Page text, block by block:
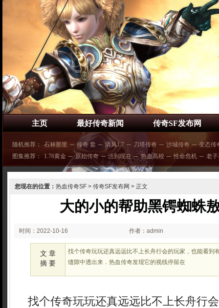
主页 最好传奇新闻 传奇SF发布网
随机推荐： 石林那里 ─ 传奇 套 ─ 清风1.7 ─ 刀塔传奇 ─ 沙城传奇 ─ 变态传
图集推荐：
1.76黄金 ─ 原始传奇 ─ 活到现在 ─ 热血高校 ─ 性命危机 ─ 老
您现在的位置： 热血传奇SF > 传奇SF发布网 > 正文
大的小的帮助黑锷蜘蛛
时间：2022-10-16
02:10
作者：admin
文 章
摘 要
找个传奇玩玩还真远远比不上长舟行会的玩家，也能看到
缝隙中透出来．热血传奇发现它的视线停留在
找个传奇玩玩还真远远比不上长舟行